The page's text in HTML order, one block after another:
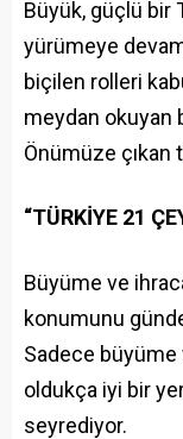
Büyük, güçlü bir
yürümeye
biçilen rolleri
meydan okuyan
Önümüze çıkan
“TÜRKİYE 21
Büyüme ve
konumunu
Sadece
oldukça iyi bir
seyrediyor.